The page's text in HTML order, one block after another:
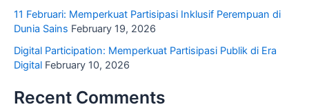
11 Februari: Memperkuat Partisipasi Inklusif Perempuan di
Dunia Sains February 19, 2026
Digital Participation: Memperkuat Partisipasi Publik di Era
Digital February 10, 2026
Recent Comments